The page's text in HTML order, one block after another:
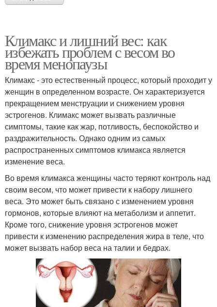
Климакс и лишний вес: как
избежать проблем с весом во
время менопаузы
Климакс - это естественный процесс, который проходит у
женщин в определенном возрасте. Он характеризуется
прекращением менструации и снижением уровня
эстрогенов. Климакс может вызвать различные
симптомы, такие как жар, потливость, беспокойство и
раздражительность. Однако одним из самых
распространенных симптомов климакса является
изменение веса.
Во время климакса женщины часто теряют контроль над
своим весом, что может привести к набору лишнего
веса. Это может быть связано с изменением уровня
гормонов, которые влияют на метаболизм и аппетит.
Кроме того, снижение уровня эстрогенов может
привести к изменению распределения жира в теле, что
может вызвать набор веса на талии и бедрах.